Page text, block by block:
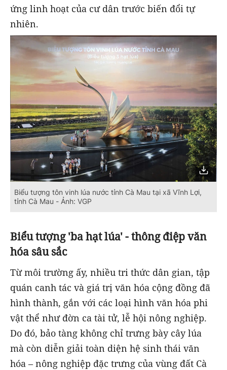
ứng linh hoạt của cư dân trước biến đổi tự
nhiên.
Biểu tượng tôn vinh lúa nước tỉnh Cà Mau tại xã Vĩnh Lợi,
tỉnh Cà Mau - Ảnh: VGP
Biểu tượng 'ba hạt lúa' - thông điệp văn
hóa sâu sắc
Từ môi trường ấy, nhiều tri thức dân gian, tập
quán canh tác và giá trị văn hóa cộng đồng đã
hình thành, gắn với các loại hình văn hóa phi
vật thể như đờn ca tài tử, lễ hội nông nghiệp.
Do đó, bảo tàng không chỉ trưng bày cây lúa
mà còn diễn giải toàn diện hệ sinh thái văn
hóa – nông nghiệp đặc trưng của vùng đất Cà